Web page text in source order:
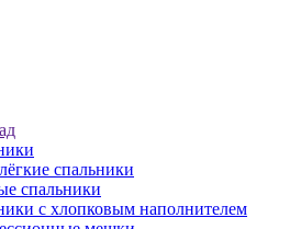
спальники
спальники
с хлопковым наполнителем